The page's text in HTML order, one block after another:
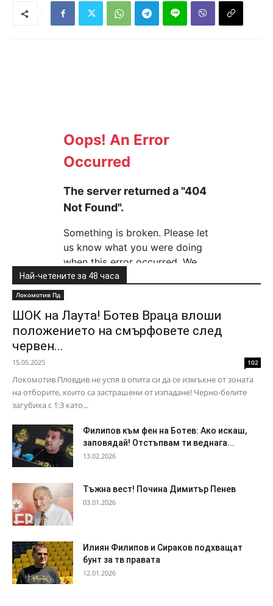
Най-четените за 48 часа
Локомотив Пд
ШОК на Лаута! Ботев Враца влоши
положението на смърфовете след
червен...
15.05.2025 102
Локомотив Пловдив не успя в опита си да се измъкне от зоната
на отборите, които са застрашени от изпадане! Черно-белите
загубиха с 1:3 като...
Филипов към фен на Ботев: Ако искаш,
заповядай! Отстъпвам ти веднага...
13.02.2026
Тъжна вест! Почина Димитър Пенев
03.01.2026
Илиян Филипов и Сираков подхващат
бунт за тв правата
12.01.2026